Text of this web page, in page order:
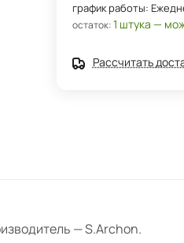
график работы:
остаток:1 штука —
Рассчитать
— S.Archon.